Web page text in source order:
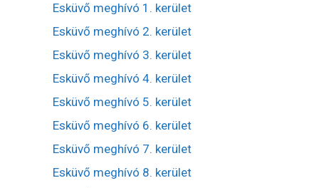
Esküvő meghívó 1. kerület
Esküvő meghívó 2. kerület
Esküvő meghívó 3. kerület
Esküvő meghívó 4. kerület
Esküvő meghívó 5. kerület
Esküvő meghívó 6. kerület
Esküvő meghívó 7. kerület
Esküvő meghívó 8. kerület